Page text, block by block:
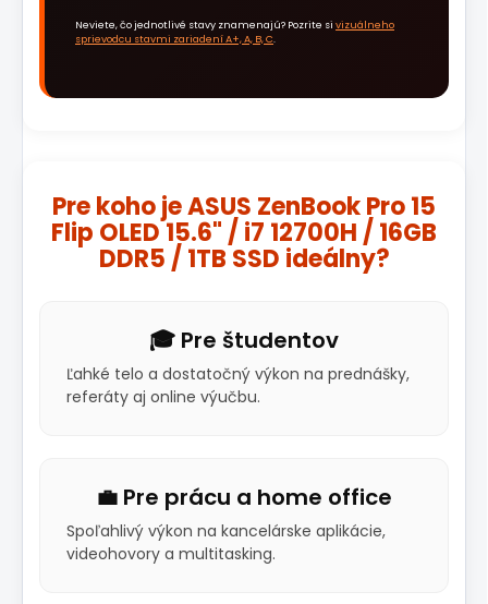
Neviete, čo jednotlivé stavy znamenajú? Pozrite si vizuálneho
sprievodcu stavmi zariadení A+, A, B, C.
Pre koho je ASUS ZenBook Pro 15
Flip OLED 15.6" / i7 12700H / 16GB
DDR5 / 1TB SSD ideálny?
🎓 Pre študentov
Ľahké telo a dostatočný výkon na prednášky,
referáty aj online výučbu.
💼 Pre prácu a home office
Spoľahlivý výkon na kancelárske aplikácie,
videohovory a multitasking.